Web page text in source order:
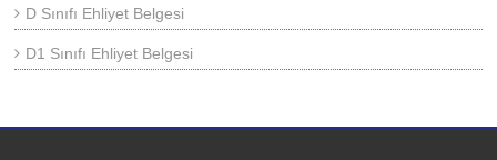
D Sınıfı Ehliyet Belgesi
D1 Sınıfı Ehliyet Belgesi